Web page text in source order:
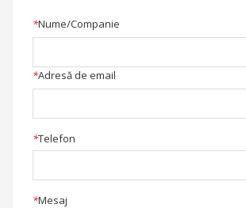
*Nume/Companie
*Adresă de email
*Telefon
*Mesaj